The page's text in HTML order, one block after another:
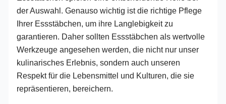
der Auswahl. Genauso wichtig ist die richtige Pflege
Ihrer Essstäbchen, um ihre Langlebigkeit zu
garantieren. Daher sollten Essstäbchen als wertvolle
Werkzeuge angesehen werden, die nicht nur unser
kulinarisches Erlebnis, sondern auch unseren
Respekt für die Lebensmittel und Kulturen, die sie
repräsentieren, bereichern.